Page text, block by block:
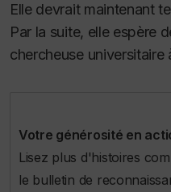
Elle devrait maintenant
Par la suite, elle espère
chercheuse universitaire
Votre générosité en
Lisez plus d'histoires
le bulletin de